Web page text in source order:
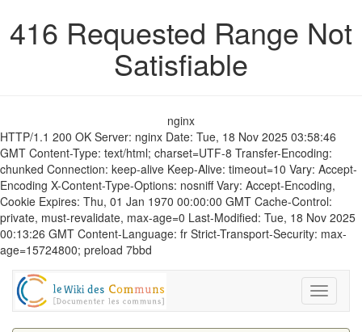
416 Requested Range Not
Satisfiable
nginx
HTTP/1.1 200 OK Server: nginx Date: Tue, 18 Nov 2025 03:58:46
GMT Content-Type: text/html; charset=UTF-8 Transfer-Encoding:
chunked Connection: keep-alive Keep-Alive: timeout=10 Vary: Accept-
Encoding X-Content-Type-Options: nosniff Vary: Accept-Encoding,
Cookie Expires: Thu, 01 Jan 1970 00:00:00 GMT Cache-Control:
private, must-revalidate, max-age=0 Last-Modified: Tue, 18 Nov 2025
00:13:26 GMT Content-Language: fr Strict-Transport-Security: max-
age=15724800; preload 7bbd
Toggle